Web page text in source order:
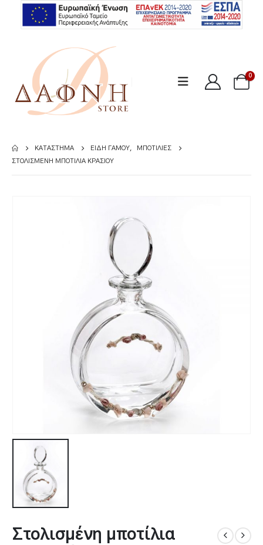
0
ΚΑΤΆΣΤΗΜΑ ΕΊΔΗ ΓΆΜΟΥ
ΜΠΟΤΊΛΙΕΣ
ΣΤΟΛΙΣΜΈΝΗ ΜΠΟΤΊΛΙΑ ΚΡΑΣΙΟΎ
Στολισμένη μποτίλια